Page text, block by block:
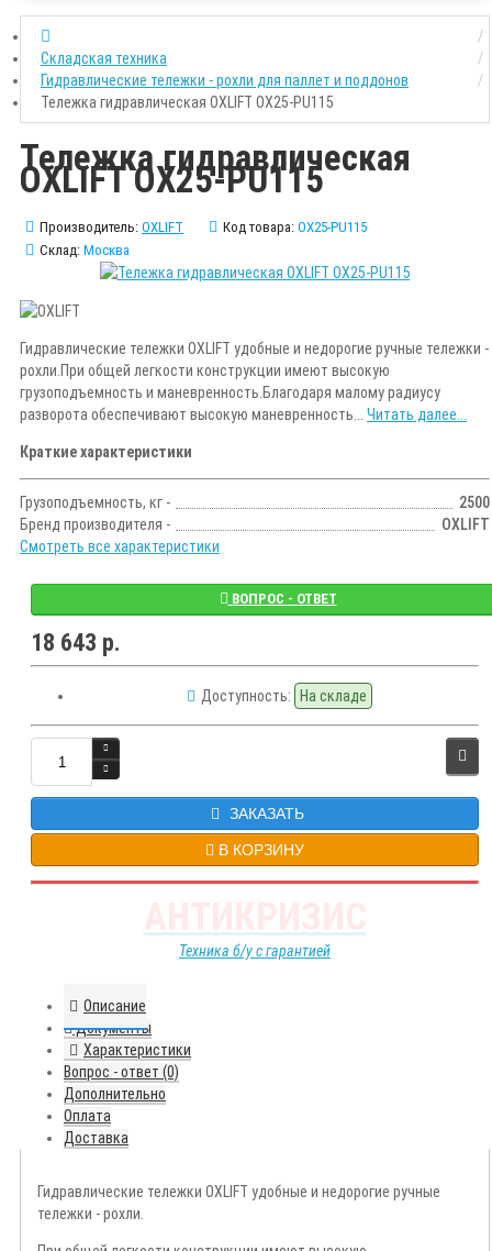
Складская техника
Гидравлические тележки - рохли для паллет и поддонов
Тележка гидравлическая OXLIFT OX25-PU115
Тележка гидравлическая
OXLIFT OX25-PU115
Производитель: OXLIFT Код товара: OX25-PU115
Склад: Москва
Гидравлические тележки OXLIFT удобные и недорогие ручные тележки -
рохли.При общей легкости конструкции имеют высокую
грузоподъемность и маневренность.Благодаря малому радиусу
разворота обеспечивают высокую маневренность... Читать далее...
Краткие характеристики
Грузоподъемность, кг -
2500
Бренд производителя -
OXLIFT
Смотреть все характеристики
ВОПРОС - ОТВЕТ
18 643 р.
Доступность: На складе
ЗАКАЗАТЬ
В КОРЗИНУ
Техника б/у с гарантией
Описание
Документы
Характеристики
Вопрос - ответ (0)
Дополнительно
Оплата
Доставка
Гидравлические тележки OXLIFT удобные и недорогие ручные
тележки - рохли.